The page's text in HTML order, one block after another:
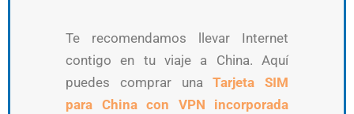
Te recomendamos llevar Internet
contigo en tu viaje a China. Aquí
puedes comprar unaTarjeta SIM
para China con VPN incorporada